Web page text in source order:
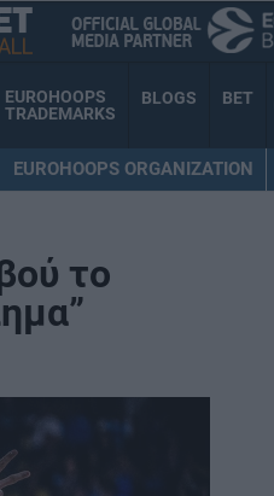
EUROHOOPS
TRADEMARKS
BLOGS BET
EUROHOOPS ORGANIZATION
το